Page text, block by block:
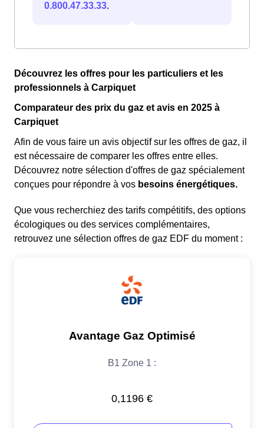
0.800.47.33.33.
Découvrez les offres pour les particuliers et les
professionnels à Carpiquet
Comparateur des prix du gaz et avis en 2025 à
Carpiquet
Afin de vous faire un avis objectif sur les offres de gaz, il
est nécessaire de comparer les offres entre elles.
Découvrez notre sélection d'offres de gaz spécialement
conçues pour répondre à vos besoins énergétiques.
Que vous recherchiez des tarifs compétitifs, des options
écologiques ou des services complémentaires,
retrouvez une sélection offres de gaz EDF du moment :